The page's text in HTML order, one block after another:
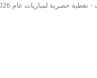
- تغطية حصرية لمباريات عام 2026.